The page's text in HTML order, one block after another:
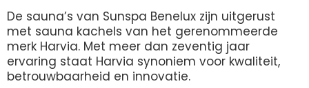
De sauna’s van Sunspa Benelux zijn uitgerust
met sauna kachels van het gerenommeerde
merk Harvia. Met meer dan zeventig jaar
ervaring staat Harvia synoniem voor kwaliteit,
betrouwbaarheid en innovatie.